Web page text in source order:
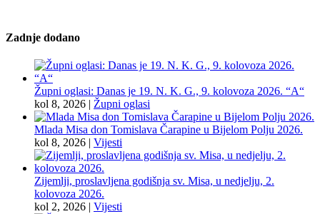
Zadnje dodano
Župni oglasi: Danas je 19. N. K. G., 9. kolovoza 2026. “A“
kol 8, 2026 | Župni oglasi
Mlada Misa don Tomislava Čarapine u Bijelom Polju 2026.
kol 8, 2026 | Vijesti
Zijemlji, proslavljena godišnja sv. Misa, u nedjelju, 2.
kolovoza 2026.
kol 2, 2026 | Vijesti